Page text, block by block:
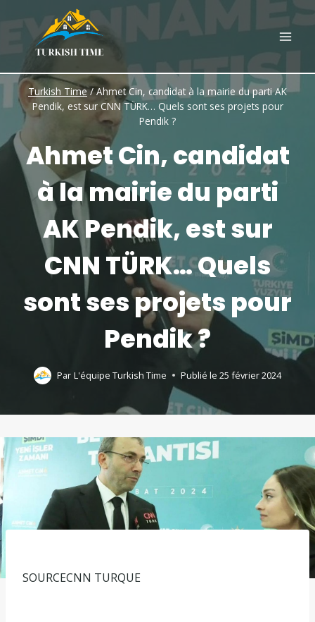
content
Turkish Time/Ahmet Cin, candidat à la mairie du parti AK
Pendik, est sur CNN TÜRK… Quels sont ses projets pour
Pendik ?
Ahmet Cin, candidat
à la mairie du parti
AK Pendik, est sur
CNN TÜRK… Quels
sont ses projets pour
Pendik ?
Par L'équipe Turkish Time Publié le 25 février 2024
SOURCECNN TURQUE